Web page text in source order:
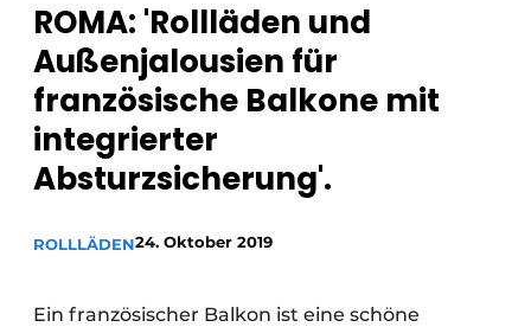
ROMA: 'Rollläden und
Außenjalousien für
französische Balkone mit
integrierter
Absturzsicherung'.
ROLLLÄDEN24. Oktober 2019
Ein französischer Balkon ist eine schöne